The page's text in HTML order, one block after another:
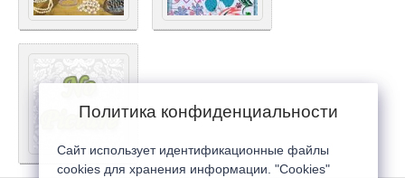
Политика конфиденциальности
Сайт использует идентификационные файлы
cookies для хранения информации. "Cookies"